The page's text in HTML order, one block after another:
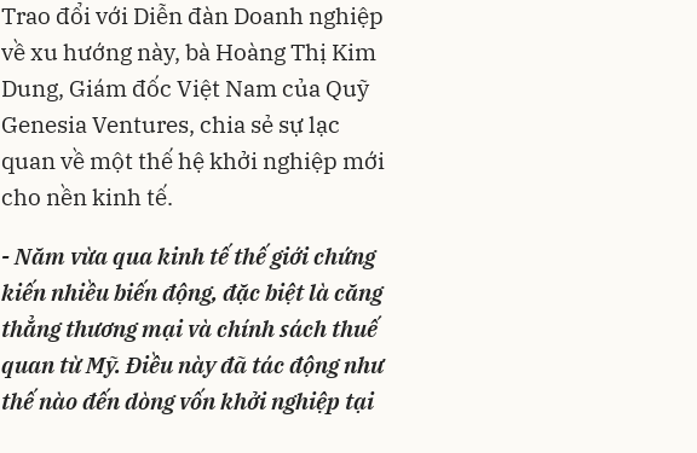
Trao đổi với Diễn đàn Doanh nghiệp
về xu hướng này, bà Hoàng Thị Kim
Dung, Giám đốc Việt Nam của Quỹ
Genesia Ventures, chia sẻ sự lạc
quan về một thế hệ khởi nghiệp mới
cho nền kinh tế.
- Năm vừa qua kinh tế thế giới chứng
kiến nhiều biến động, đặc biệt là căng
thẳng thương mại và chính sách thuế
quan từ Mỹ. Điều này đã tác động như
thế nào đến dòng vốn khởi nghiệp tại